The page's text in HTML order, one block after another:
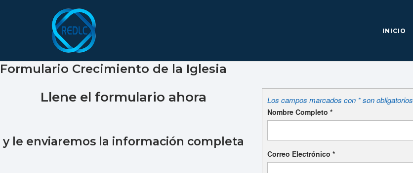
INICIO
Formulario Crecimiento de la Iglesia
Llene el formulario ahora
y le enviaremos la información completa
Los campos marcados con * son obligatorios
Nombre Completo*
Correo Electrónico*